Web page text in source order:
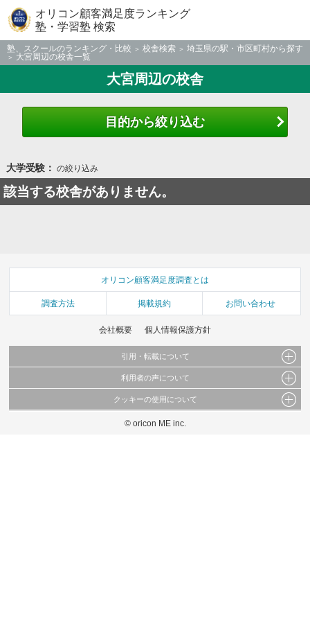
オリコン顧客満足度ランキング
塾・学習塾 検索
塾、スクールのランキング・比較 校舎検索
埼玉県の駅・市区町村から探す
大宮周辺の校舎一覧
大宮周辺の校舎
目的から絞り込む
大学受験： の絞り込み
該当する校舎がありません。
オリコン顧客満足度調査とは
調査方法 掲載規約 お問い合わせ
会社概要 個人情報保護方針
引用・転載について
当サイトで公開されている情報（文字、写真、イラスト、画像データ等）及びこれらの配
これらの情報を権利者の許可なく無断転載・複製などの二次利用を行うことは固く禁じて
利用者の声について
当サイトに掲載している内容はすべてサービスの利用者が提出された見解・感想です。
弊社の見解・ 意見ではないことをご理解いただいた上でご覧ください。
クッキーの使用について
このサイトでは Cookie を使用して、ユーザーに合わせたコンテンツや広告の表示、ソー
© oricon ME inc.